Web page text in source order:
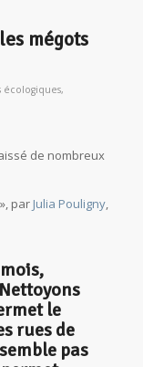
mégots
écologiques,
de nombreux
par Julia Pouligny,
le
rues de
pas